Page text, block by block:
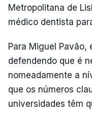
Metropolitana de
médico dentista
Para Miguel
defendendo que é
nomeadamente a
que os números
universidades têm